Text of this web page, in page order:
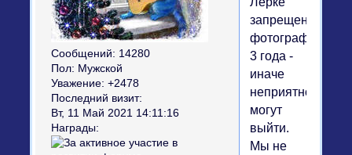
Сообщений: 14280
Пол: Мужской
Уважение: +2478
Последний визит:
Вт, 11 Май 2021 14:11:16
Награды:
запрещено
3 года -
иначе
неприятности
могут
выйти.
Мы не